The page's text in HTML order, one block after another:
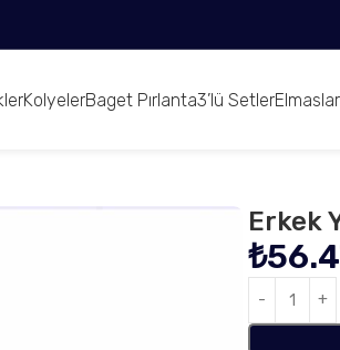
KolyelerBaget Pırlanta3’lü SetlerElmaslar
Erkek
₺